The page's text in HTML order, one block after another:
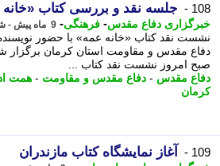
108 - جلسه نقد و بررسی کتاب «خانه
خبرگزاری دفاع مقدس- فرهنگی- 9 ماه پیش - شنبه 24 آبان 1404، 11:00
نشست نقد کتاب «خانه عمه» با حضور
دفاع مقدس و مقاومت استان کرمان برگزار
صبح امروز نشست نقد کتاب ...
دفاع مقدس - دفاع مقدس و مقاومت - همت
کرمان
109 - آغاز نمایشگاه کتاب مازندران